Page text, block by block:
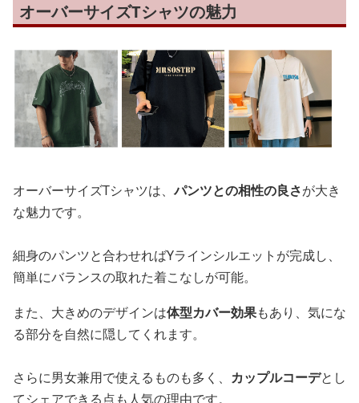
オーバーサイズTシャツの魅力
オーバーサイズTシャツは、パンツとの相性の良さが大き
な魅力です。
細身のパンツと合わせればYラインシルエットが完成し、
簡単にバランスの取れた着こなしが可能。
また、大きめのデザインは体型カバー効果もあり、気にな
る部分を自然に隠してくれます。
さらに男女兼用で使えるものも多く、 カップルコーデとし
てシェアできる点も人気の理由です。